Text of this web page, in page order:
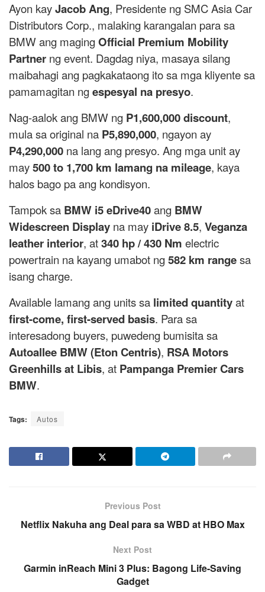
Ayon kayJacob Ang, Presidente ng SMC Asia Car
Distributors Corp., malaking karangalan para sa
BMW ang magingOfficial Premium Mobility
Partner ng event. Dagdag niya, masaya silang
maibahagi ang pagkakataong ito sa mga kliyente sa
pamamagitan ngespesyal na presyo.
Nag-aalok ang BMW ng P1,600,000 discount,
mula sa original na P5,890,000, ngayon ay
P4,290,000 na lang ang presyo. Ang mga unit ay
may500 to 1,700 km lamang na mileage, kaya
halos bago pa ang kondisyon.
Tampok sa BMW i5 eDrive40ang BMW
Widescreen Display na may iDrive 8.5, Veganza
leather interior, at340 hp / 430 Nm electric
powertrain na kayang umabot ng582 km rangesa
isang charge.
Available lamang ang units sa limited quantityat
first-come, first-served basis. Para sa
interesadong buyers, puwedeng bumisita sa
Autoallee BMW (Eton Centris), RSA Motors
Greenhills at Libis, at Pampanga Premier Cars
BMW.
Tags: Autos
Previous Post
Netflix Nakuha ang Deal para sa WBD at HBO Max
Next Post
Garmin inReach Mini 3 Plus: Bagong Life-Saving
Gadget